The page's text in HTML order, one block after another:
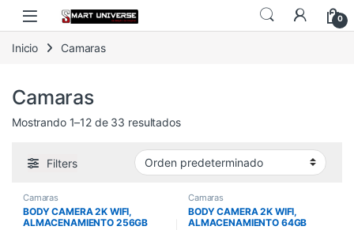
Skip to navigation
Skip to content
0
Inicio Camaras
Camaras
Mostrando 1–12 de 33 resultados
Filters
Camaras
BODY CAMERA 2K WIFI,
ALMACENAMIENTO 256GB
Camaras
BODY CAMERA 2K WIFI,
ALMACENAMIENTO 64GB